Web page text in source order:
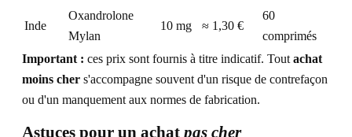
Inde
Oxandrolone
Mylan
10 mg ≈ 1,30 €
60
comprimés
Important : ces prix sont fournis à titre indicatif. Tout achat
moins cher s'accompagne souvent d'un risque de contrefaçon
ou d'un manquement aux normes de fabrication.
Astuces pour un achat pas cher